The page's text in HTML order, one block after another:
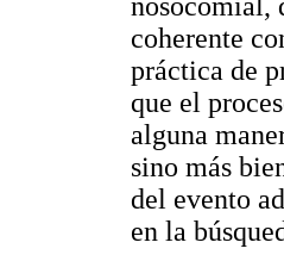
nosocomial,
coherente
práctica de
que el
alguna
sino más
del evento
en la